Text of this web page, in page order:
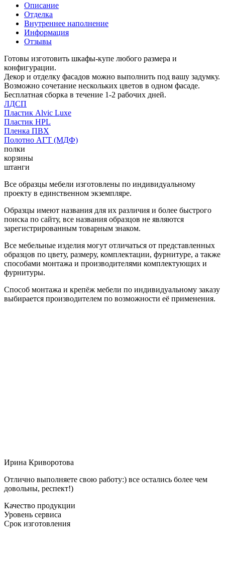
Описание
Отделка
Внутреннее наполнение
Информация
Отзывы
Готовы изготовить шкафы-купе любого размера и
конфигурации.
Декор и отделку фасадов можно выполнить под вашу задумку.
Возможно сочетание нескольких цветов в одном фасаде.
Бесплатная сборка в течение 1-2 рабочих дней.
ЛДСП
Пластик Alvic Luxe
Пластик HPL
Пленка ПВХ
Полотно АГТ (МДФ)
полки
корзины
штанги
Все образцы мебели изготовлены по индивидуальному
проекту в единственном экземпляре.
Образцы имеют названия для их различия и более быстрого
поиска по сайту, все названия образцов не являются
зарегистрированным товарным знаком.
Все мебельные изделия могут отличаться от представленных
образцов по цвету, размеру, комплектации, фурнитуре, а также
способами монтажа и производителями комплектующих и
фурнитуры.
Способ монтажа и крепёж мебели по индивидуальному заказу
выбирается производителем по возможности её применения.
Ирина Криворотова
Отлично выполняете свою работу:) все остались более чем
довольны, респект!)
Качество продукции
Уровень сервиса
Срок изготовления